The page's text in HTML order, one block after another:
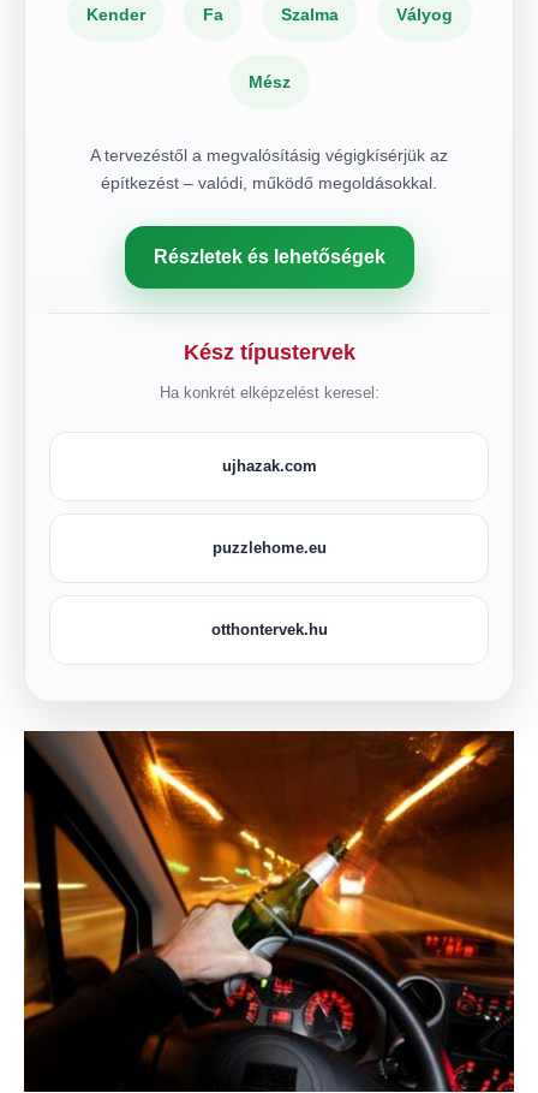
Kender Fa Szalma Vályog
Mész
A tervezéstől a megvalósításig végigkísérjük az
építkezést – valódi, működő megoldásokkal.
Részletek és lehetőségek
Kész típustervek
Ha konkrét elképzelést keresel:
ujhazak.com
puzzlehome.eu
otthontervek.hu